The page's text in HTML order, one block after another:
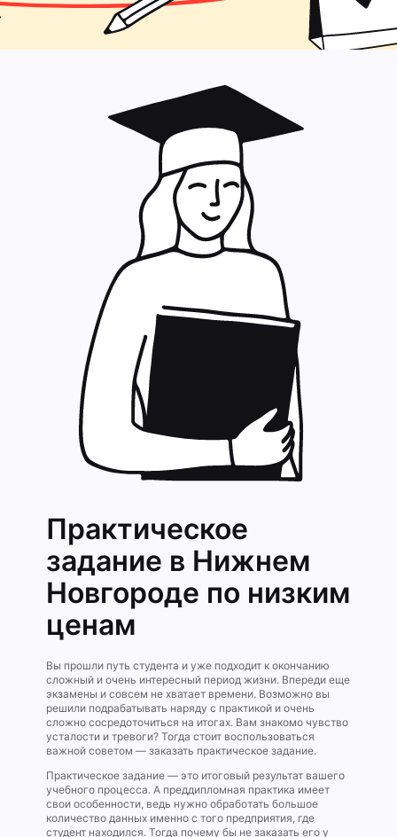
Практическое
задание в Нижнем
Новгороде по низким
ценам
Вы прошли путь студента и уже подходит к окончанию
сложный и очень интересный период жизни. Впереди еще
экзамены и совсем не хватает времени. Возможно вы
решили подрабатывать наряду с практикой и очень
сложно сосредоточиться на итогах. Вам знакомо чувство
усталости и тревоги? Тогда стоит воспользоваться
важной советом — заказать практическое задание.
Практическое задание — это итоговый результат вашего
учебного процесса. А преддипломная практика имеет
свои особенности, ведь нужно обработать большое
количество данных именно с того предприятия, где
студент находился. Тогда почему бы не заказать его у